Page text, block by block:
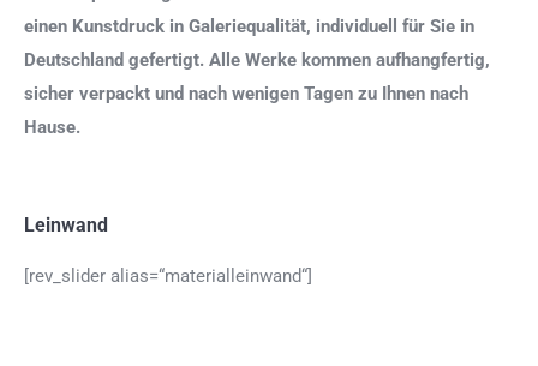
einen Kunstdruck in Galeriequalität, individuell für Sie in
Deutschland gefertigt. Alle Werke kommen aufhangfertig,
sicher verpackt und nach wenigen Tagen zu Ihnen nach
Hause.
Leinwand
[rev_slider alias=“materialleinwand“]